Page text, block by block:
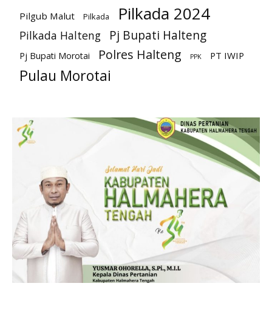
Pilgub Malut Pilkada Pilkada 2024
Pilkada Halteng Pj Bupati Halteng
Pj Bupati Morotai Polres Halteng PPK PT IWIP
Pulau Morotai